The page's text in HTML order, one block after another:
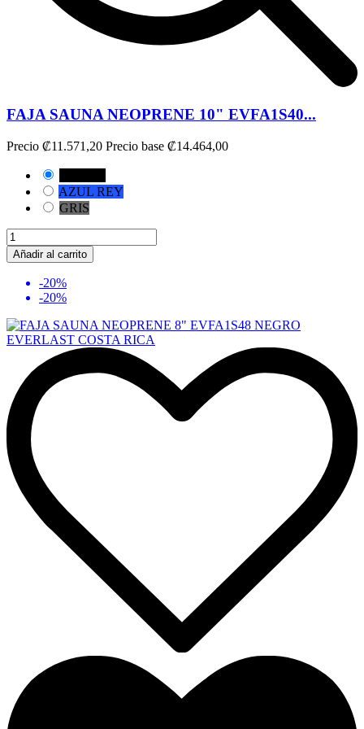
FAJA SAUNA NEOPRENE 10" EVFA1S40...
Precio ₡11.571,20 Precio base ₡14.464,00
AZUL REY
GRIS
Añadir al carrito
-20%
-20%